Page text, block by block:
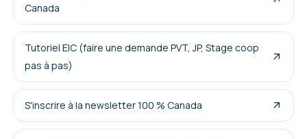
Canada
Tutoriel EIC (faire une demande PVT, JP, Stage coop
pas à pas)
S'inscrire à la newsletter 100 % Canada